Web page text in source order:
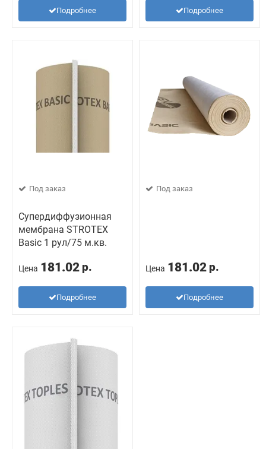
Подробнее Подробнее
Под заказ
Супердиффузионная
мембрана STROTEX
Basic 1 рул/75 м.кв.
Цена 181.02 р.
Подробнее
Под заказ
Цена 181.02 р.
Подробнее